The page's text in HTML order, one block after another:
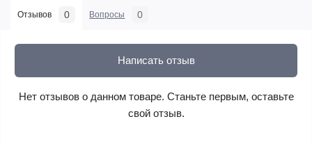
Отзывов 0 Вопросы 0
Написать отзыв
Нет отзывов о данном товаре. Станьте первым, оставьте
свой отзыв.